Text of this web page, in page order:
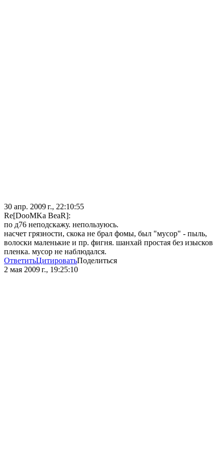
30 апр. 2009 г., 22:10:55
Re[DooMKa BeaR]:
по д76 неподскажу. непользуюсь.
насчет грязности, скока не брал фомы, был "мусор" - пыль,
волоски маленькие и пр. фигня. шанхай простая без изысков
пленка. мусор не наблюдался.
ОтветитьЦитироватьПоделиться
2 мая 2009 г., 19:25:10